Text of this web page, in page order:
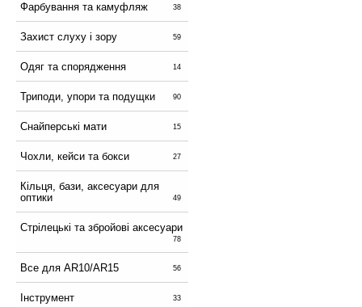
Фарбування та камуфляж 38
Захист слуху і зору 59
Одяг та спорядження 14
Триподи, упори та подущки 90
Снайперські мати 15
Чохли, кейси та бокси 27
Кільця, бази, аксесуари для
оптики
49
Стрілецькі та збройові аксесуари
78
Все для AR10/AR15 56
Інструмент 33